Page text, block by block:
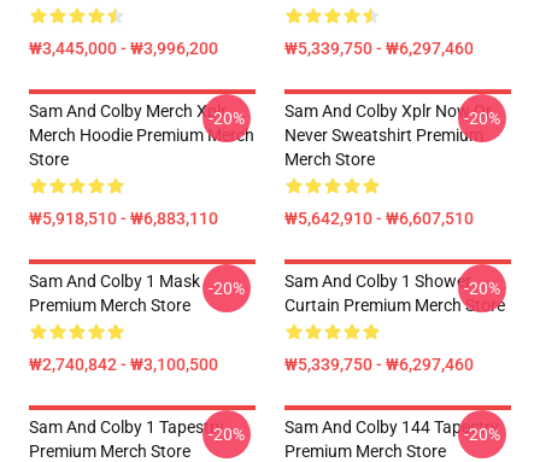
₩3,445,000 - ₩3,996,200 ₩5,339,750 - ₩6,297,460
Sam And Colby Merch Xplr
Merch Hoodie Premium Merch
Store
₩5,918,510 - ₩6,883,110
-20%
Sam And Colby Xplr Now Or
Never Sweatshirt Premium
Merch Store
₩5,642,910 - ₩6,607,510
-20%
Sam And Colby 1 Mask
Premium Merch Store
₩2,740,842 - ₩3,100,500
-20%
Sam And Colby 1 Shower
Curtain Premium Merch Store
₩5,339,750 - ₩6,297,460
-20%
Sam And Colby 1 Tapestry
Premium Merch Store
-20%
Sam And Colby 144 Tapestry
Premium Merch Store
-20%